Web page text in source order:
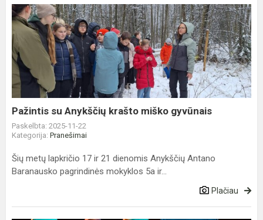
Pažintis
su
Anykščių
krašto
miško
gyvūnais
Pažintis su Anykščių krašto miško gyvūnais
Paskelbta: 2025-11-22
Kategorija: Pranešimai
Šių metų lapkričio 17 ir 21 dienomis Anykščių Antano
Baranausko pagrindinės mokyklos 5a ir...
Plačiau